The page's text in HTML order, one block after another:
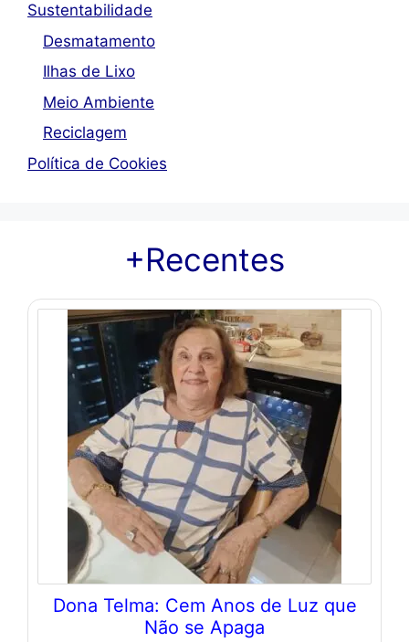
Sustentabilidade
Desmatamento
Ilhas de Lixo
Meio Ambiente
Reciclagem
Política de Cookies
+Recentes
Dona Telma: Cem Anos de Luz que
Não se Apaga